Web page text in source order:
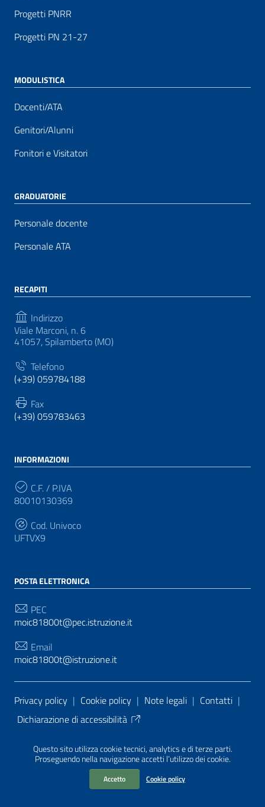
Questo sito utilizza cookie tecnici, analytics e di terze parti.
Proseguendo nella navigazione accetti l’utilizzo dei cookie.
Accetto Cookie policy
Progetti PNRR
Progetti PN 21-27
MODULISTICA
Docenti/ATA
Genitori/Alunni
Fonitori e Visitatori
GRADUATORIE
Personale docente
Personale ATA
RECAPITI
Indirizzo
Viale Marconi, n. 6
41057, Spilamberto (MO)
Telefono
(+39) 059784188
Fax
(+39) 059783463
INFORMAZIONI
C.F. / P.IVA
80010130369
Cod. Univoco
UFTVX9
POSTA ELETTRONICA
PEC
moic81800t@pec.istruzione.it
Email
moic81800t@istruzione.it
Sezione Link Utili
Privacy policy | Cookie policy | Note legali | Contatti |
Dichiarazione di accessibilità
PA di AgID
| Realizzato con WordPress
da